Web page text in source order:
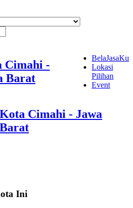
Cimahi -
Barat
BelaJasaKu
Lokasi
Pilihan
Event
Kota Cimahi - Jawa
Barat
Ini